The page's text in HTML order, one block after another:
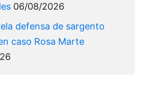
06/08/2026
defensa de sargento
caso Rosa Marte